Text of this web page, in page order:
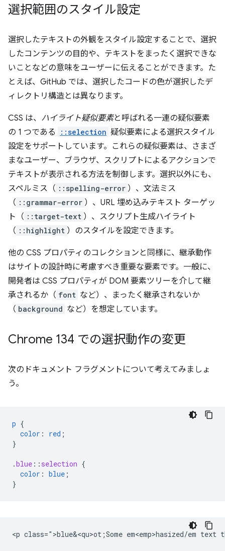
選択範囲のスタイル設定
選択したテキストの外観をスタイル設定することで、選択
したコンテンツの目的や、テキストをまったく選択できな
いことなどの意味をユーザーに伝えることができます。た
とえば、GitHub では、選択したコードの色が選択したデ
ィレクトリ構造とは異なります。
CSS は、 ハイライト疑似要素と呼ばれる一連の疑似要素
の 1 つである
::selection 疑似要素による選択スタイル
設定をサポートしています。これらの疑似要素は、さまざ
まなユーザー、ブラウザ、スクリプトによるアクションで
テキストが表示される方法を制御します。選択以外にも、
スペルミス（ ::spelling-error ）、文法ミス
（ ::grammar-error ）、URL 埋め込みテキスト ターゲッ
ト（ ::target-text ）、スクリプト生成ハイライト
（ ::highlight ）のスタイルを設定できます。
他の CSS プロパティのコレクションと同様に、継承動作
はサイトの設計時に考慮すべき重要な要素です。一般に、
開発者は CSS プロパティが DOM 要素ツリーを介して継
承されるか（ font など）、まったく継承されないか
（ background など）を想定しています。
Chrome 134 での選択動作の変更
次のドキュメント フラグメントについて考えてみましょ
う。
p {
color : red ;
}
.blue :: selection {
color : blue ;
}
<p class=">blue&<qu>ot;Some em<emp>hasized/em